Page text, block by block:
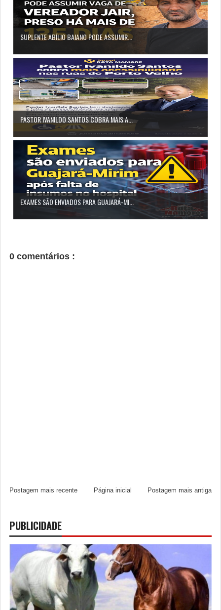
SUPLENTE ABÍLIO BAIANO PODE ASSUMIR...
PASTOR IVANILDO SANTOS COBRA MAIS A...
EXAMES SÃO ENVIADOS PARA GUAJARÁ-MI...
0 comentários :
Postagem mais recente Postagem mais antiga
Página inicial
PUBLICIDADE